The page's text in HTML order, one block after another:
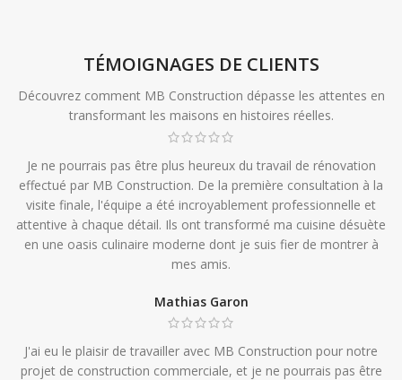
TÉMOIGNAGES DE CLIENTS
Découvrez comment MB Construction dépasse les attentes en
transformant les maisons en histoires réelles.
Je ne pourrais pas être plus heureux du travail de rénovation
effectué par MB Construction. De la première consultation à la
visite finale, l'équipe a été incroyablement professionnelle et
attentive à chaque détail. Ils ont transformé ma cuisine désuète
en une oasis culinaire moderne dont je suis fier de montrer à
mes amis.
Mathias Garon
J'ai eu le plaisir de travailler avec MB Construction pour notre
projet de construction commerciale, et je ne pourrais pas être